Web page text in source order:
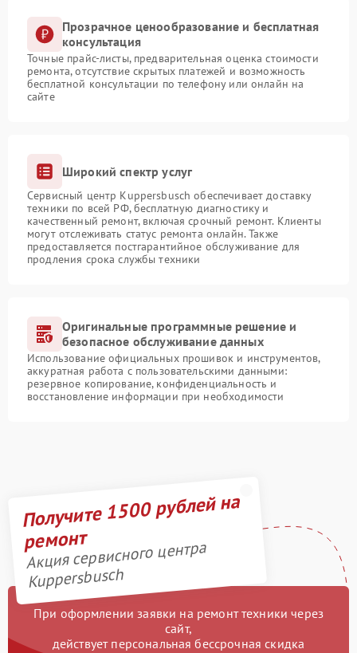
Прозрачное ценообразование и бесплатная
консультация
Точные прайс-листы, предварительная оценка стоимости
ремонта, отсутствие скрытых платежей и возможность
бесплатной консультации по телефону или онлайн на
сайте
Широкий спектр услуг
Сервисный центр Kuppersbusch обеспечивает доставку
техники по всей РФ, бесплатную диагностику и
качественный ремонт, включая срочный ремонт. Клиенты
могут отслеживать статус ремонта онлайн. Также
предоставляется постгарантийное обслуживание для
продления срока службы техники
Оригинальные программные решение и
безопасное обслуживание данных
Использование официальных прошивок и инструментов,
аккуратная работа с пользовательскими данными:
резервное копирование, конфиденциальность и
восстановление информации при необходимости
Получите 1500 рублей на
ремонт
Акция сервисного центра
Kuppersbusch
При оформлении заявки на ремонт техники через
сайт,
действует персональная бессрочная скидка